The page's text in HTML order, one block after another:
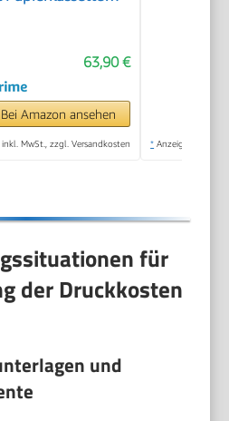
Smartphone
gemacht PIXMA
Plan kompatibel
63,90 €
Bei Amazon ansehen
inkl. MwSt., zzgl. Versandkosten * Anzeige
für
der Druckkosten
und